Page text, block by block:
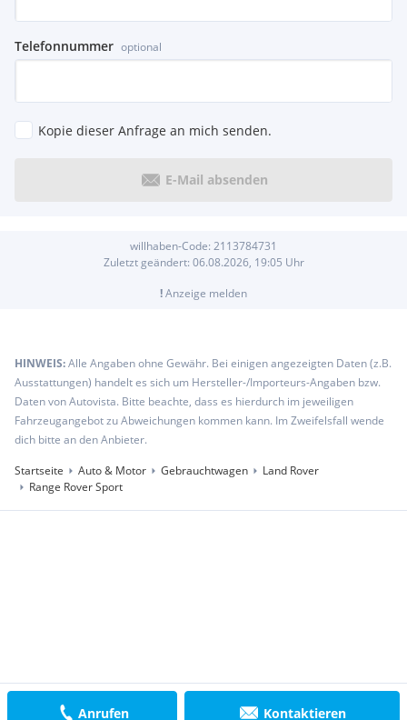
Anrufen Kontaktieren
Telefonnummer optional
Kopie dieser Anfrage an mich senden.
E-Mail absenden
willhaben-Code: 2113784731
Zuletzt geändert: 06.08.2026, 19:05 Uhr
!Anzeige melden
HINWEIS:Alle Angaben ohne Gewähr. Bei einigen angezeigten Daten (z.B.
Ausstattungen) handelt es sich um Hersteller-/Importeurs-Angaben bzw.
Daten von Autovista. Bitte beachte, dass es hierdurch im jeweiligen
Fahrzeugangebot zu Abweichungen kommen kann. Im Zweifelsfall wende
dich bitte an den Anbieter.
Startseite
Auto & Motor Gebrauchtwagen
Land Rover
Range Rover Sport